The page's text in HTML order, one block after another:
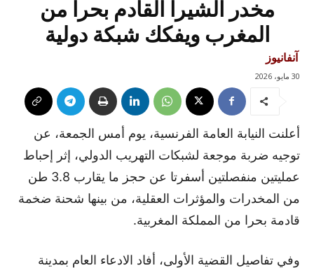
مخدر الشيرا القادم بحرا من
المغرب ويفكك شبكة دولية
آنفانيوز
30 مايو، 2026
أعلنت النيابة العامة الفرنسية، يوم أمس الجمعة، عن
توجيه ضربة موجعة لشبكات التهريب الدولي، إثر إحباط
عمليتين منفصلتين أسفرتا عن حجز ما يقارب 3.8 طن
من المخدرات والمؤثرات العقلية، من بينها شحنة ضخمة
قادمة بحرا من المملكة المغربية.
وفي تفاصيل القضية الأولى، أفاد الادعاء العام بمدينة